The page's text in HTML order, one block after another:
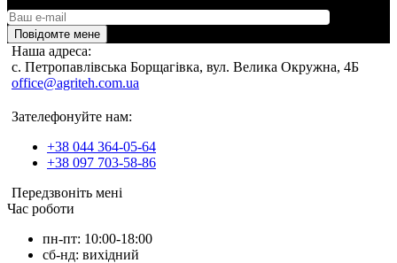
Повідомте мене
Наша адреса:
c. Петропавлівська Борщагівка, вул. Велика Окружна, 4Б
office@agriteh.com.ua
Зателефонуйте нам:
+38 044 364-05-64
+38 097 703-58-86
Передзвоніть мені
Час роботи
пн-пт: 10:00-18:00
сб-нд: вихідний